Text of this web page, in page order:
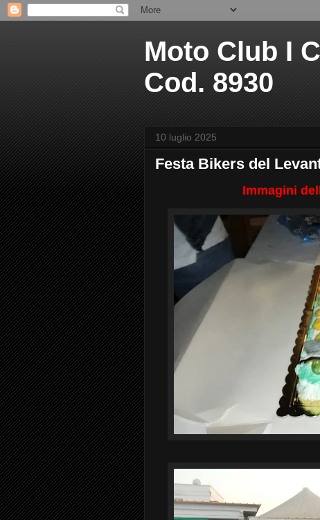
Moto Club I
Cod. 8930
10 luglio 2025
Festa Bikers del
Immagini